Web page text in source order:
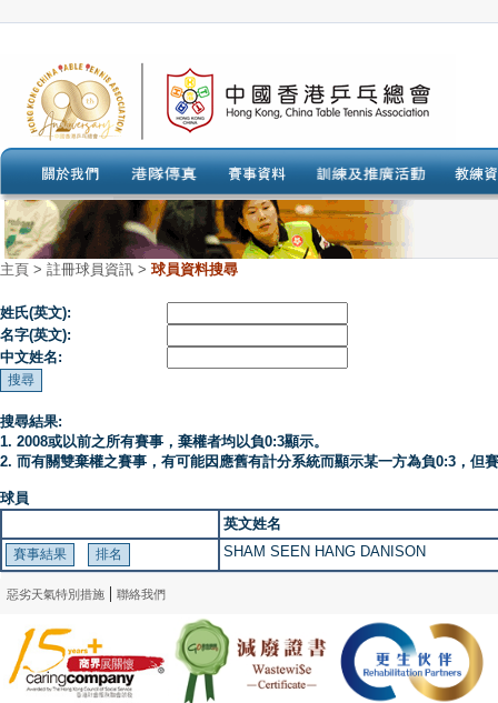
主頁 > 註冊球員資訊 > 球員資料搜尋
姓氏(英文):
名字(英文):
中文姓名:
搜尋結果:
1. 2008或以前之所有賽事，棄權者均以負0:3顯示。
2. 而有關雙棄權之賽事，有可能因應舊有計分系統而顯示某一方為負0:3，但
球員
英文姓名
SHAM SEEN HANG DANISON